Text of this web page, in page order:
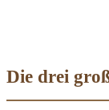
Die drei